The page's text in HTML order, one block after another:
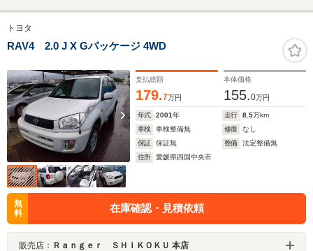
360°ビュー・モニタ
ー 純正ナビ ETC
障害物センサー パド
ーダー・クルーズ・コ
ントロール シートヒ
ーター シートベンチ
レーション 電動シー
ト
トキー LEDヘッド
エアコン 15インチ
Bluetooth CD/DVD
再生
ダプティブド
ミアムサウン
ム(12スピー
トヨタ
RAV4 2.0 J X Gパッケージ 4WD
支払総額
179.7万円
本体価格
155.0万円
年式 2001年 走行 8.5万km
車検
車検整備無 修復
なし
保証
保証無 整備
法定整備無
住所
愛媛県四国中央市
無
料
在庫確認・見積依頼
販売店： Ｒａｎｇｅｒ ＳＨＩＫＯＫＵ 本店